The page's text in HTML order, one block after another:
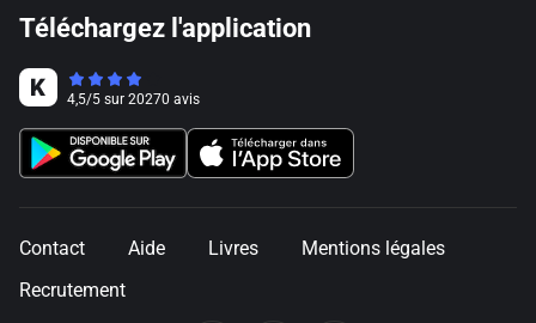
Téléchargez l'application
4,5/5 sur 20270 avis
Contact Aide Livres
Mentions légales
Recrutement